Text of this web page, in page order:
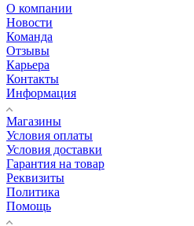
О компании
Новости
Команда
Отзывы
Карьера
Контакты
Информация
Магазины
Условия оплаты
Условия доставки
Гарантия на товар
Реквизиты
Политика
Помощь